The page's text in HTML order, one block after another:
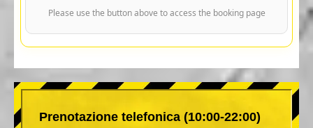
Please use the button above to access the booking page
Prenotazione telefonica (10:00-22:00)